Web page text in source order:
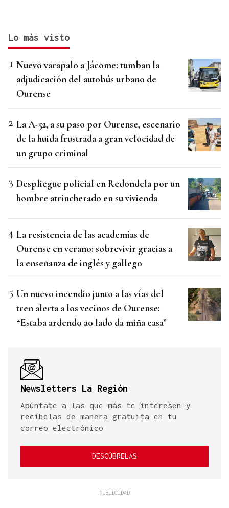
Lo más visto
Nuevo varapalo a Jácome: tumban la
adjudicación del autobús urbano de
Ourense
La A-52, a su paso por Ourense, escenario
de la huida frustrada a gran velocidad de
un grupo criminal
Despliegue policial en Redondela por un
hombre atrincherado en su vivienda
La resistencia de las academias de
Ourense en verano: sobrevivir gracias a
la enseñanza de inglés y gallego
Un nuevo incendio junto a las vías del
tren alerta a los vecinos de Ourense:
“Estaba ardendo ao lado da miña casa”
Newsletters La Región
Apúntate a las que más te interesen y
recíbelas de manera gratuita en tu
correo electrónico
DESCÚBRELAS